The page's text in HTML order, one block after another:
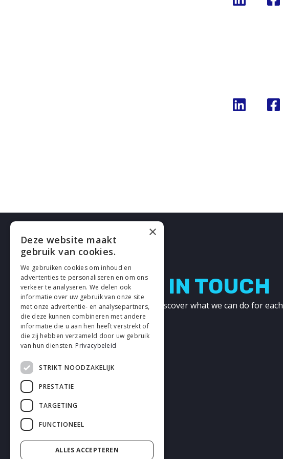
LETS GET IN TOUCH
Get in touch with us and discover what we can do for each
other!
CONTACT
×
Deze website maakt
gebruik van cookies.
We gebruiken cookies om inhoud en
advertenties te personaliseren en om ons
verkeer te analyseren. We delen ook
informatie over uw gebruik van onze site
met onze advertentie- en analysepartners,
die deze kunnen combineren met andere
informatie die u aan hen heeft verstrekt of
die zij hebben verzameld door uw gebruik
van hun diensten. Privacybeleid
STRIKT NOODZAKELIJK
PRESTATIE
TARGETING
FUNCTIONEEL
ALLES ACCEPTEREN